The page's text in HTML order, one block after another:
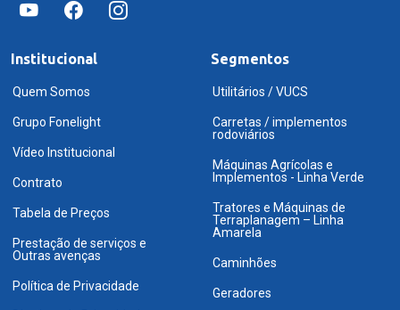
Institucional
Quem Somos
Grupo Fonelight
Vídeo Institucional
Contrato
Tabela de Preços
Prestação de serviços e
Outras avenças
Política de Privacidade
Segmentos
Utilitários / VUCS
Carretas / implementos
rodoviários
Máquinas Agrícolas e
Implementos - Linha Verde
Tratores e Máquinas de
Terraplanagem – Linha
Amarela
Caminhões
Geradores